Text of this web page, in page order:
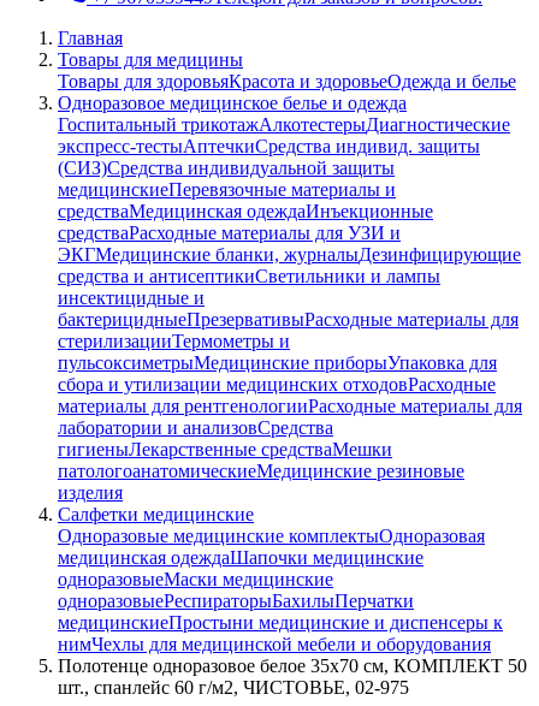
Главная
Товары для медицины
Товары для здоровьяКрасота и здоровьеОдежда и белье
Одноразовое медицинское белье и одежда
Госпитальный трикотажАлкотестерыДиагностические
экспресс-тестыАптечкиСредства индивид. защиты
(СИЗ)Средства индивидуальной защиты
медицинскиеПеревязочные материалы и
средстваМедицинская одеждаИнъекционные
средстваРасходные материалы для УЗИ и
ЭКГМедицинские бланки, журналыДезинфицирующие
средства и антисептикиСветильники и лампы
инсектицидные и
бактерицидныеПрезервативыРасходные материалы для
стерилизацииТермометры и
пульсоксиметрыМедицинские приборыУпаковка для
сбора и утилизации медицинских отходовРасходные
материалы для рентгенологииРасходные материалы для
лаборатории и анализовСредства
гигиеныЛекарственные средстваМешки
патологоанатомическиеМедицинские резиновые
изделия
Салфетки медицинские
Одноразовые медицинские комплектыОдноразовая
медицинская одеждаШапочки медицинские
одноразовыеМаски медицинские
одноразовыеРеспираторыБахилыПерчатки
медицинскиеПростыни медицинские и диспенсеры к
нимЧехлы для медицинской мебели и оборудования
Полотенце одноразовое белое 35х70 см, КОМПЛЕКТ 50
шт., спанлейс 60 г/м2, ЧИСТОВЬЕ, 02-975